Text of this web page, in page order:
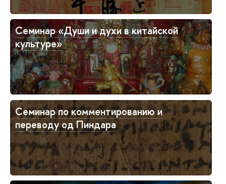
Семинар «Души и духи в китайской
культуре»
Семинар по комментированию и
переводу од Пиндара